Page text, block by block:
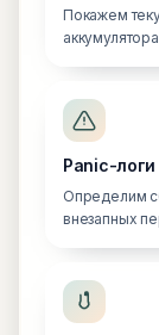
Покажем
Panic-логи
Определим
внезапных